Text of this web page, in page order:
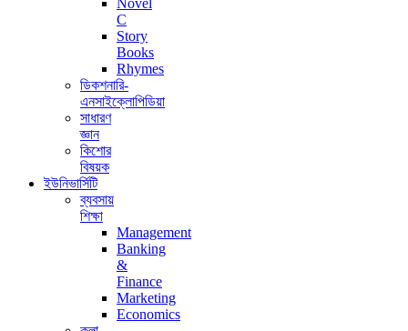
C
Story
Books
Rhymes
ডিকশনারি-
এনসাইক্লোপিডিয়া
সাধারণ
জ্ঞান
কিশোর
বিষয়ক
ইউনিভার্সিটি
ব্যবসায়
শিক্ষা
Management
Banking
&
Finance
Marketing
Economics